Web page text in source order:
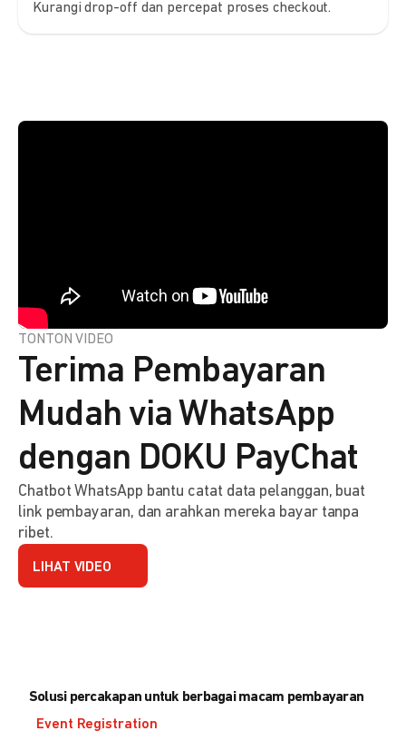
Kurangi drop-off dan percepat proses checkout.
TONTON VIDEO
Terima Pembayaran
Mudah via WhatsApp
dengan DOKU PayChat
Chatbot WhatsApp bantu catat data pelanggan, buat
link pembayaran, dan arahkan mereka bayar tanpa
ribet.
LIHAT VIDEO
Solusi percakapan untuk berbagai macam pembayaran
Event Registration